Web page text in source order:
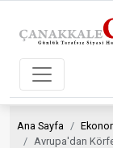
Ana Sayfa
Avrupa'dan